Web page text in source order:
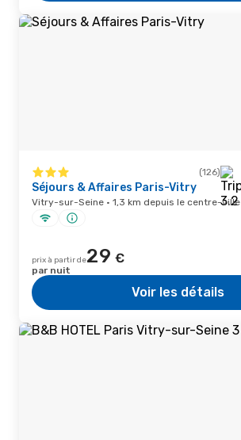
(126)
Séjours & Affaires Paris-Vitry
Vitry-sur-Seine · 1,3 km depuis le centre-ville
prix à partir de29 €
par nuit
Voir les détails